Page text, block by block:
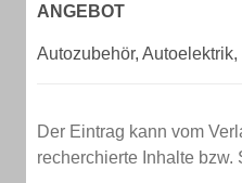
ANGEBOT
Autozubehör,
Der Eintrag kann vom
recherchierte Inhalte bzw.